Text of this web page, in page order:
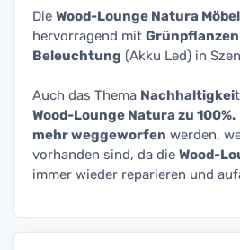
Die Wood-Lounge Natura Möbel
hervorragend mit Grünpflanzen
Beleuchtung (Akku Led) in
Auch das Thema Nachhaltigkei
Wood-Lounge Natura zu 100%.
mehr weggeworfen werden,
vorhanden sind, da die Wood-
immer wieder reparieren und